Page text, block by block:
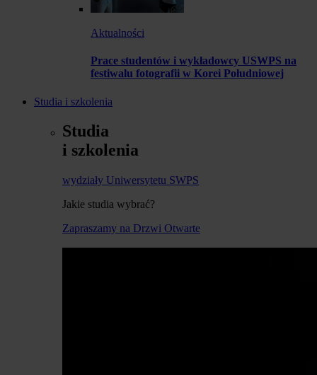
Aktualności
Prace studentów i wykładowcy USWPS na
festiwalu fotografii w Korei Południowej
Studia i szkolenia
Studia
i szkolenia
wydziały Uniwersytetu SWPS
Jakie studia wybrać?
Zapraszamy na Drzwi Otwarte